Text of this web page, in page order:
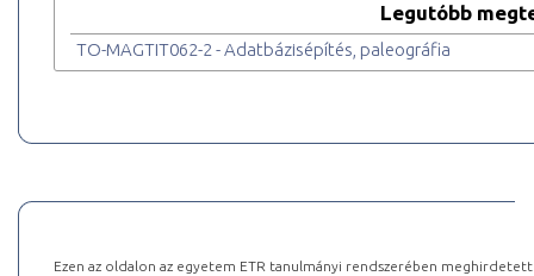
Legutóbb
TO-MAGTIT062-2 - Adatbázisépítés, paleográfia
Ezen az oldalon az egyetem ETR tanulmányi rendszerében